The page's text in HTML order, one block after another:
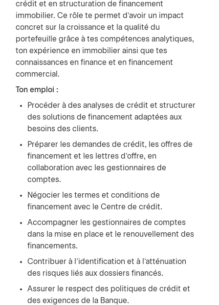
crédit et en structuration de financement
immobilier. Ce rôle te permet d’avoir un impact
concret sur la croissance et la qualité du
portefeuille grâce à tes compétences analytiques,
ton expérience en immobilier ainsi que tes
connaissances en finance et en financement
commercial.
Ton emploi :
Procéder à des analyses de crédit et structurer
des solutions de financement adaptées aux
besoins des clients.
Préparer les demandes de crédit, les offres de
financement et les lettres d’offre, en
collaboration avec les gestionnaires de
comptes.
Négocier les termes et conditions de
financement avec le Centre de crédit.
Accompagner les gestionnaires de comptes
dans la mise en place et le renouvellement des
financements.
Contribuer à l’identification et à l’atténuation
des risques liés aux dossiers financés.
Assurer le respect des politiques de crédit et
des exigences de la Banque.